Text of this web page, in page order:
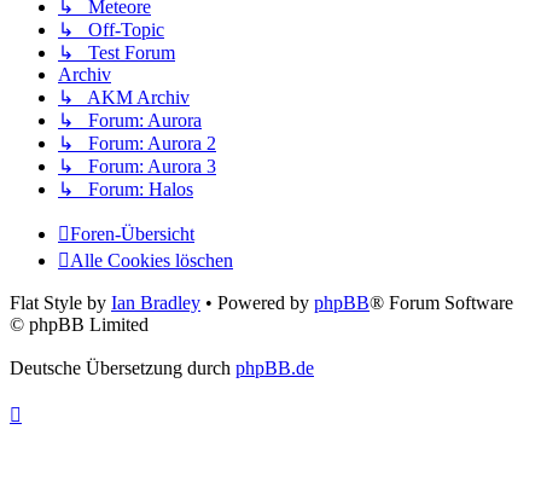
↳ Meteore
↳ Off-Topic
↳ Test Forum
Archiv
↳ AKM Archiv
↳ Forum: Aurora
↳ Forum: Aurora 2
↳ Forum: Aurora 3
↳ Forum: Halos
Foren-Übersicht
Alle Cookies löschen
Flat Style by Ian Bradley • Powered by phpBB® Forum Software
© phpBB Limited
Deutsche Übersetzung durch phpBB.de